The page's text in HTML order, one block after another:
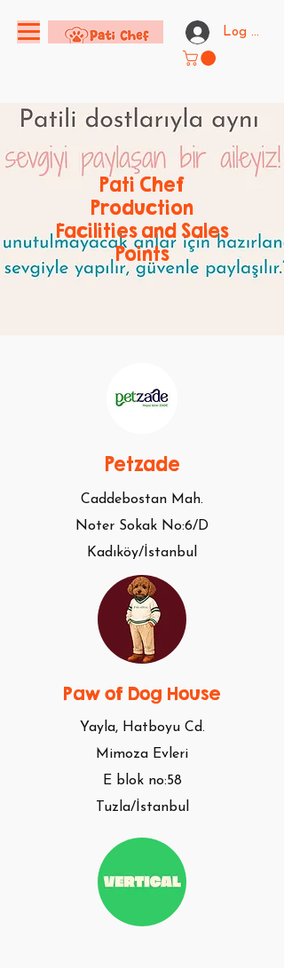
Log In
Pati Chef
Production
Facilities and Sales
Points
Petzade
Caddebostan Mah.
Noter Sokak No:6/D
Kadıköy/İstanbul
Paw of Dog House
Yayla, Hatboyu Cd.
Mimoza Evleri
E blok no:58
Tuzla/İstanbul